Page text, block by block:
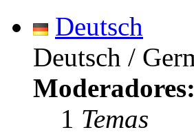
Deutsch
Deutsch /
Moderadores:
1 Temas